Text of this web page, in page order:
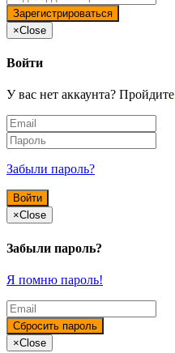
×Close
Войти
У вас нет аккаунта? Пройдите
Забыли пароль?
×Close
Забыли пароль?
Я помню пароль!
×Close